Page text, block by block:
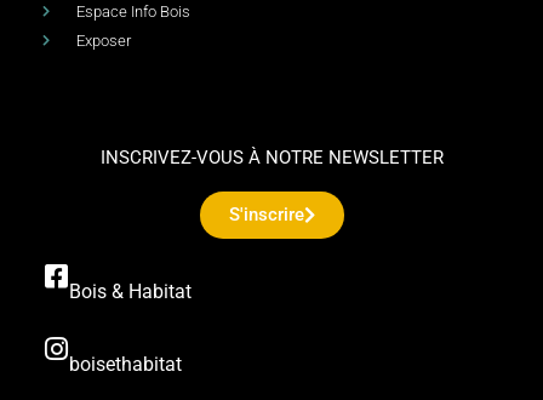
Espace Info Bois
Exposer
INSCRIVEZ-VOUS À NOTRE NEWSLETTER
S'inscrire
Bois & Habitat
boisethabitat